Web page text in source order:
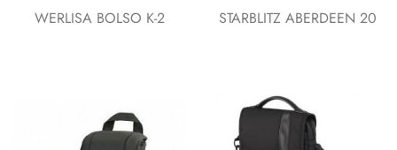
WERLISA BOLSO K-2 STARBLITZ ABERDEEN 20